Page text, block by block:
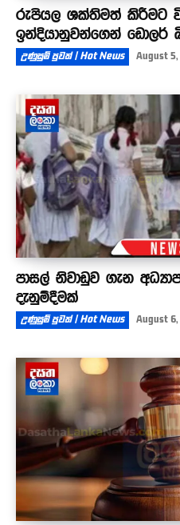
රුපියල ශක්තිමත් කිරීමට
ඉන්දියානුවන්ගෙන් ඩොලර්
උණුසුම් පුවත් | Hot News August
පාසල් නිවාඩුව ගැන
දැනුම්දීමක්
උණුසුම් පුවත් | Hot News August